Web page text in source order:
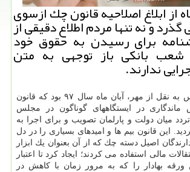
باكس: ۷ماه از ابلاغ اصلاحیه قانون چك ازسوی
و نه تنها مردم اطلاع دقیقی از
برای رسیدن به حقوق خود
شعب بانكی باز توجهی به متن
ندارند.
به گزارش نیو باكس به نقل از مهر، آبان ماه سال ۹۷ بود كه قانون
در ایستگاههای گوناگون در مجلس
میان دولت و پارلمان تصویب و برای اجرا به
این قانون بیم ها و امیدهای بسیاری را در دل
اصیل دسته چك كه از آن بعنوان یك ابزار
مالی استفاده می كردند؛ ایجاد كرد تا اعتبار
ورقه بهادار را كه به مرور زمان با كاهش در